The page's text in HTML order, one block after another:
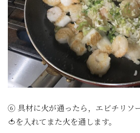
⑥ 具材に火が通ったら，エビチリソ
🍅を入れてまた火を通します。